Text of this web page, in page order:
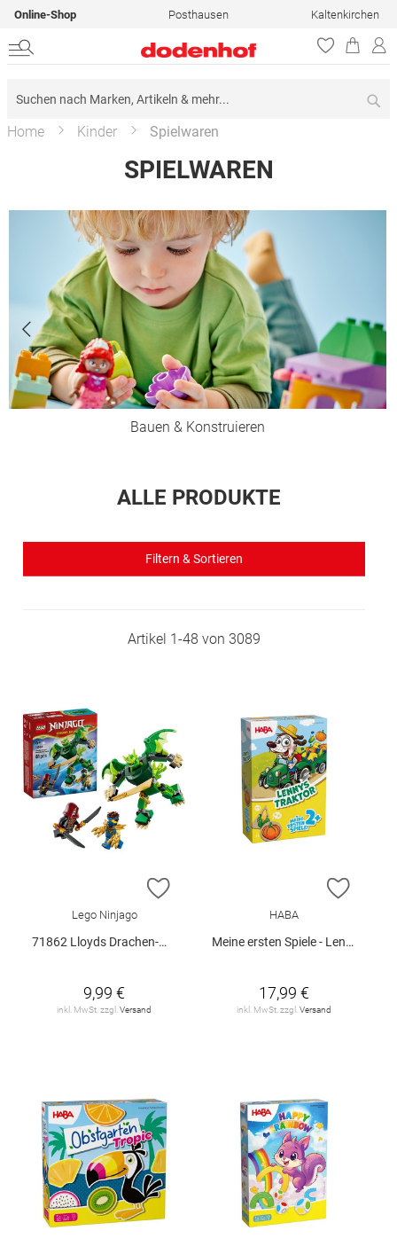
Online-Shop Posthausen Kaltenkirchen
Home Kinder Spielwaren
SPIELWAREN
Bauen & Konstruieren
ALLE PRODUKTE
Filtern & Sortieren
Artikel 1 -48 von 3089
ZUR WUNSCHLISTE HINZUFÜGEN
Lego Ninjago
71862 Lloyds Drachen-Mech Battle Set V29
9,99 €
inkl. MwSt. zzgl.Versand
ZUR
HABA
Meine ersten Spiele - Lennys Traktor
17,99 €
inkl. MwSt. zzgl.Versand